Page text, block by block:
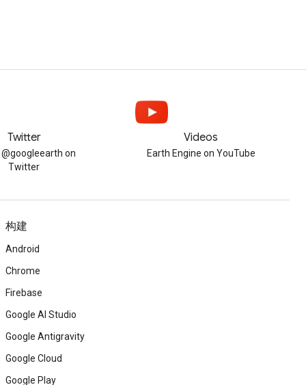
Twitter
on
Twitter
Videos
Earth Engine on YouTube
构建
Android
Chrome
Firebase
Google AI Studio
Google Antigravity
Google Cloud
Google Play